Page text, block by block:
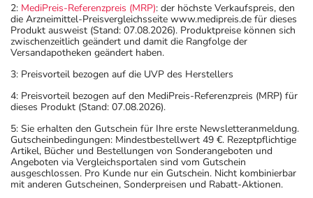
2: MediPreis-Referenzpreis (MRP): der höchste Verkaufspreis, den
die Arzneimittel-Preisvergleichsseite www.medipreis.de für dieses
Produkt ausweist (Stand: 07.08.2026). Produktpreise können sich
zwischenzeitlich geändert und damit die Rangfolge der
Versandapotheken geändert haben.
3: Preisvorteil bezogen auf die UVP des Herstellers
4: Preisvorteil bezogen auf den MediPreis-Referenzpreis (MRP) für
dieses Produkt (Stand: 07.08.2026).
5: Sie erhalten den Gutschein für Ihre erste Newsletteranmeldung.
Gutscheinbedingungen: Mindestbestellwert 49 €. Rezeptpflichtige
Artikel, Bücher und Bestellungen von Sonderangeboten und
Angeboten via Vergleichsportalen sind vom Gutschein
ausgeschlossen. Pro Kunde nur ein Gutschein. Nicht kombinierbar
mit anderen Gutscheinen, Sonderpreisen und Rabatt-Aktionen.